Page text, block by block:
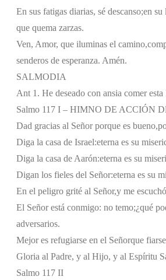
En sus fatigas diarias, sé descanso;en su
que quema zarzas.
Ven, Amor, que iluminas el camino,
senderos de esperanza. Amén.
SALMODIA
Ant 1. He deseado con ansia comer
Salmo 117 I – HIMNO DE ACCIÓN
Dad gracias al Señor porque es bueno,
Diga la casa de Israel:eterna es su
Diga la casa de Aarón:eterna es su
Digan los fieles del Señor:eterna es su
En el peligro grité al Señor,y me
El Señor está conmigo: no temo;¿qué
adversarios.
Mejor es refugiarse en el Señorque
Gloria al Padre, y al Hijo, y al Espíritu
Salmo 117 II